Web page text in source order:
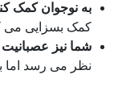
به نوجوان کمک
کمک بسزایی می
شما نیز عصبانیت
نظر می رسد اما